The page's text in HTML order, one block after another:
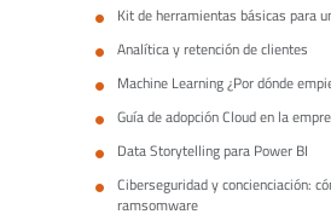
Kit de herramientas básicas para
Analítica y retención de clientes
Machine Learning ¿Por dónde
Guía de adopción Cloud en la
Data Storytelling para Power BI
Ciberseguridad y concienciación:
ramsomware